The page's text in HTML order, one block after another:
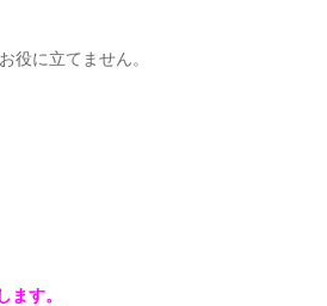
役に立てません。
ます。